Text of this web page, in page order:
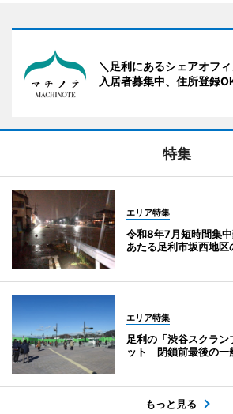
＼足利にあるシェアオフ
入居者募集中、住所登録
特集
エリア特集
令和8年7月短時間集
あたる足利市坂西地区
エリア特集
足利の「渋谷スクラ
ット 閉鎖前最後の一
もっと見る